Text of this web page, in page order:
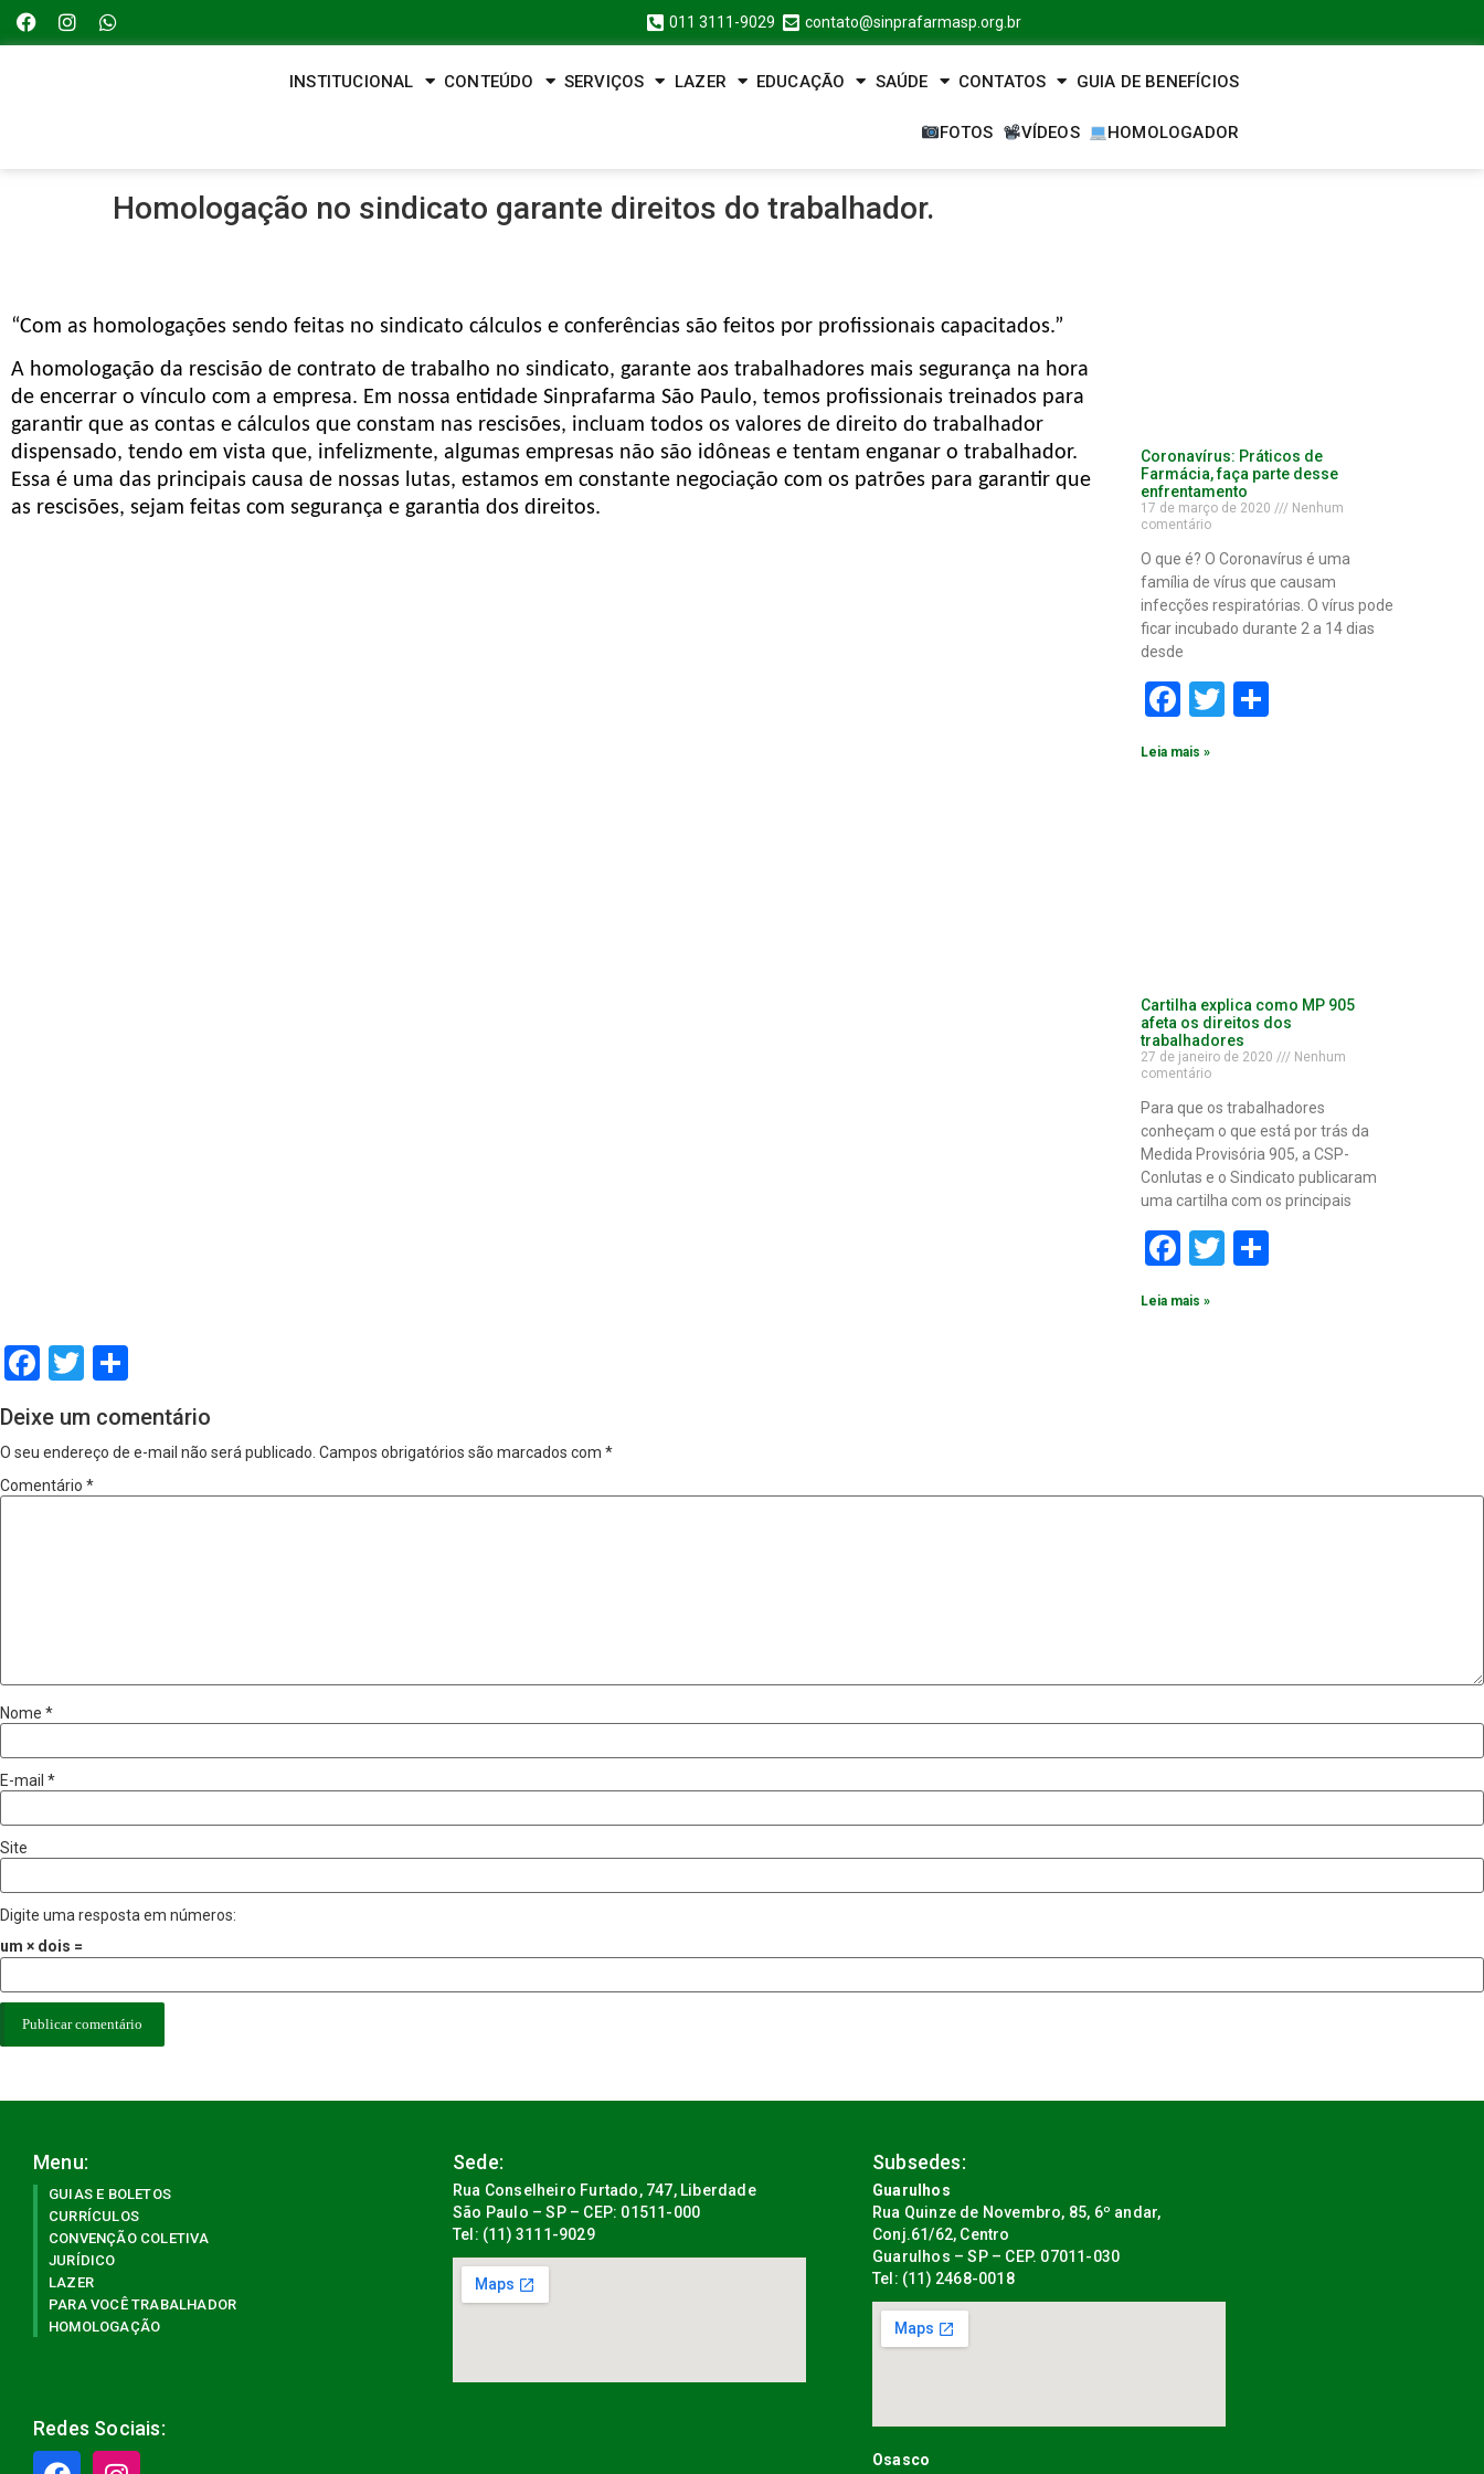
011 3111-9029 contato@sinprafarmasp.org.br
INSTITUCIONAL CONTEÚDO SERVIÇOS LAZER EDUCAÇÃO SAÚDE CONTATOS GUIA DE BENEFÍCIOS
FOTOS VÍDEOS HOMOLOGADOR
Homologação no sindicato garante direitos do trabalhador.
“Com as homologações sendo feitas no sindicato cálculos e conferências são feitos por profissionais capacitados.”
A homologação da rescisão de contrato de trabalho no sindicato, garante aos trabalhadores mais segurança na hora
de encerrar o vínculo com a empresa. Em nossa entidade Sinprafarma São Paulo, temos profissionais treinados para
garantir que as contas e cálculos que constam nas rescisões, incluam todos os valores de direito do trabalhador
dispensado, tendo em vista que, infelizmente, algumas empresas não são idôneas e tentam enganar o trabalhador.
Essa é uma das principais causa de nossas lutas, estamos em constante negociação com os patrões para garantir que
as rescisões, sejam feitas com segurança e garantia dos direitos.
Coronavírus: Práticos de
Farmácia, faça parte desse
enfrentamento
17 de março de 2020
Nenhum
comentário
O que é? O Coronavírus é uma
família de vírus que causam
infecções respiratórias. O vírus pode
ficar incubado durante 2 a 14 dias
desde
Facebook
Twitter
Share
Leia mais »
Cartilha explica como MP 905
afeta os direitos dos
trabalhadores
27 de janeiro de 2020
Nenhum
comentário
Para que os trabalhadores
conheçam o que está por trás da
Medida Provisória 905, a CSP-
Conlutas e o Sindicato publicaram
uma cartilha com os principais
Facebook
Twitter
Share
Leia mais »
Facebook
Twitter
Deixe um comentário
O seu endereço de e-mail não será publicado. Campos obrigatórios são marcados com *
Comentário *
Nome *
E-mail *
Site
Digite uma resposta em números:
um × dois =
Menu:
GUIAS E BOLETOS
CURRÍCULOS
CONVENÇÃO COLETIVA
JURÍDICO
LAZER
PARA VOCÊ TRABALHADOR
HOMOLOGAÇÃO
Redes Sociais:
Sede:
Rua Conselheiro Furtado, 747, Liberdade
São Paulo – SP – CEP: 01511-000
Tel: (11) 3111-9029
Subsedes:
Guarulhos
Rua Quinze de Novembro, 85, 6º andar,
Conj.61/62, Centro
Guarulhos – SP – CEP. 07011-030
Tel: (11) 2468-0018
Osasco